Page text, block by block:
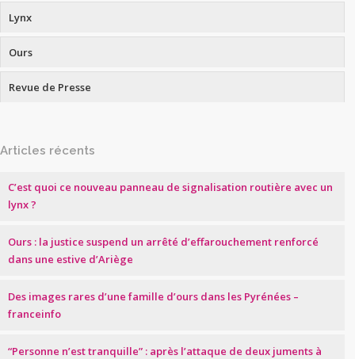
Lynx
Ours
Revue de Presse
Articles récents
C’est quoi ce nouveau panneau de signalisation routière avec un
lynx ?
Ours : la justice suspend un arrêté d’effarouchement renforcé
dans une estive d’Ariège
Des images rares d’une famille d’ours dans les Pyrénées –
franceinfo
“Personne n’est tranquille” : après l’attaque de deux juments à